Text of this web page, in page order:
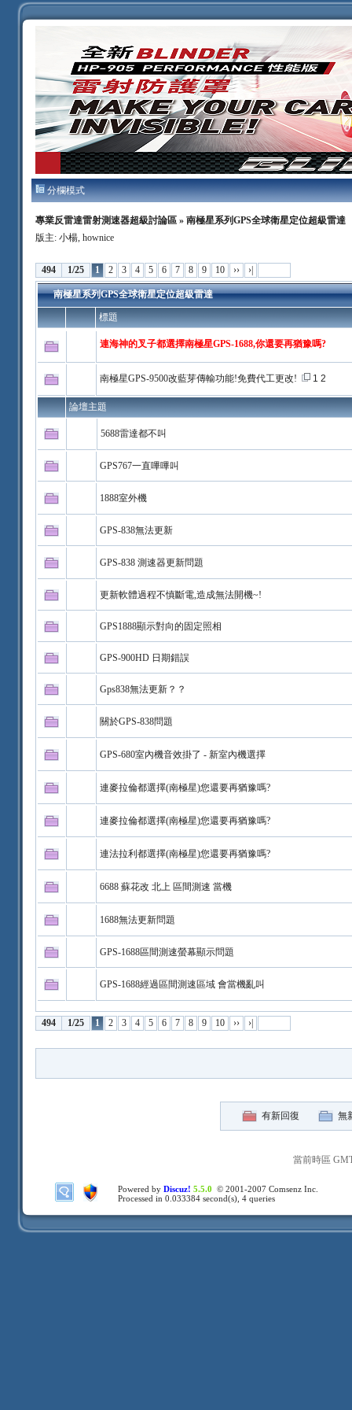
分欄模式
專業反雷達雷射測速器超級討論區» 南極星系列GPS全球衛星定位超級雷達
版主: 小楊, hownice
494 1/25 1 2 3 4 5 6 7 8 9 10 ›› ›|
南極星系列GPS全球衛星定位超級雷達
標題
連海神的叉子都選擇南極星GPS-1688,你還要再猶豫嗎?
南極星GPS-9500改藍芽傳輸功能!免費代工更改! 1 2
論壇主題
5688雷達都不叫
GPS767一直嗶嗶叫
1888室外機
GPS-838無法更新
GPS-838 測速器更新問題
更新軟體過程不慎斷電,造成無法開機~!
GPS1888顯示對向的固定照相
GPS-900HD 日期錯誤
Gps838無法更新？？
關於GPS-838問題
GPS-680室內機音效掛了 - 新室內機選擇
連麥拉倫都選擇(南極星)您還要再猶豫嗎?
連麥拉倫都選擇(南極星)您還要再猶豫嗎?
連法拉利都選擇(南極星)您還要再猶豫嗎?
6688 蘇花改 北上 區間測速 當機
1688無法更新問題
GPS-1688區間測速螢幕顯示問題
GPS-1688經過區間測速區域 會當機亂叫
494 1/25 1 2 3 4 5 6 7 8 9 10 ›› ›|
有新回復
當前時區
Powered by Discuz! 5.5.0 © 2001-2007 Comsenz Inc.
Processed in 0.033384 second(s), 4 queries